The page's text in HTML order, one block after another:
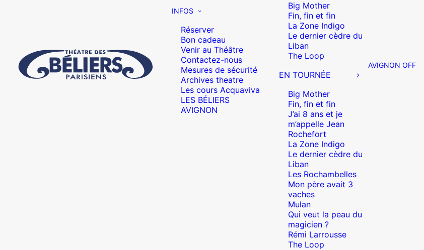
INFOS
Réserver
Bon cadeau
Venir au Théâtre
Contactez-nous
Mesures de sécurité
Archives theatre
Les cours Acquaviva
LES BÉLIERS
AVIGNON
Big Mother
Fin, fin et fin
La Zone Indigo
Le dernier cèdre du
Liban
The Loop
EN TOURNÉE
Big Mother
Fin, fin et fin
J’ai 8 ans et je
m’appelle Jean
Rochefort
La Zone Indigo
Le dernier cèdre du
Liban
Les Rochambelles
Mon père avait 3
vaches
Mulan
Qui veut la peau du
magicien ?
Rémi Larrousse
The Loop
AVIGNON OFF